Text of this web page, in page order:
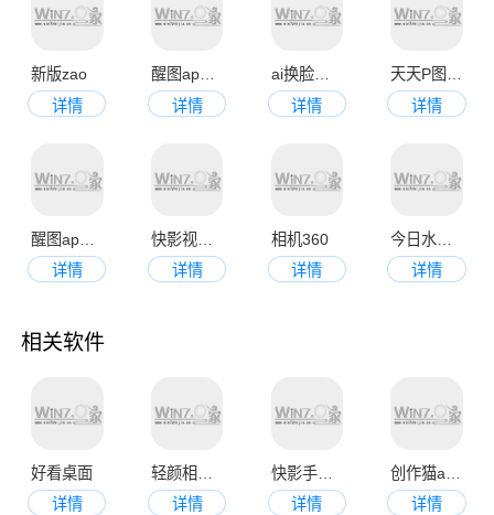
要的小伙伴快来下载试试！
新版zao
详情
醒图app最新版本
详情
ai换脸大师app
详情
天天P图app官方版
详情
醒图app官方版
详情
快影视频剪辑app官方版
详情
相机360
详情
详情
相关软件
好看桌面
详情
详情
快影手机版
详情
详情